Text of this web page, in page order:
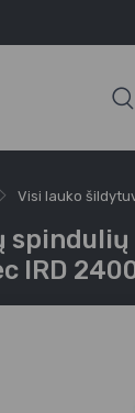
Visi lauko
spindulių
IRD